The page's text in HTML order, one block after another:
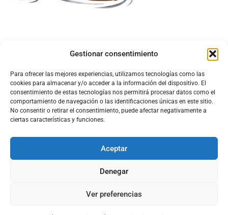
Gestionar consentimiento
Para ofrecer las mejores experiencias, utilizamos tecnologías como las
cookies para almacenar y/o acceder a la información del dispositivo. El
consentimiento de estas tecnologías nos permitirá procesar datos como el
comportamiento de navegación o las identificaciones únicas en este sitio.
No consentir o retirar el consentimiento, puede afectar negativamente a
ciertas características y funciones.
Aceptar
Denegar
Ver preferencias